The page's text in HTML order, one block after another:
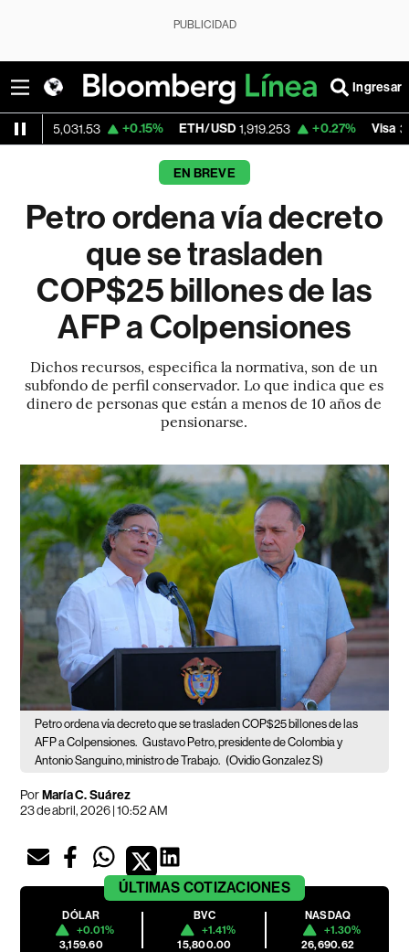
PUBLICIDAD
Ingresar
+0.15% ETH/USD 1,919.253 +0.27% Visa 362.50 -
EN BREVE
Petro ordena vía decreto
que se trasladen
COP$25 billones de las
AFP a Colpensiones
Dichos recursos, especifica la normativa, son de un
subfondo de perfil conservador. Lo que indica que es
dinero de personas que están a menos de 10 años de
pensionarse.
Petro ordena vía decreto que se trasladen COP$25 billones de las
AFP a Colpensiones. Gustavo Petro, presidente de Colombia y
Antonio Sanguino, ministro de Trabajo. (Ovidio Gonzalez S)
PorMaría C. Suárez
23 de abril, 2026 | 10:52 AM
ÚLTIMAS COTIZACIONES
DÓLAR
+0.01%
3,159.60
BVC
+1.41%
15,800.00
NASDAQ
+1.30%
26,690.62